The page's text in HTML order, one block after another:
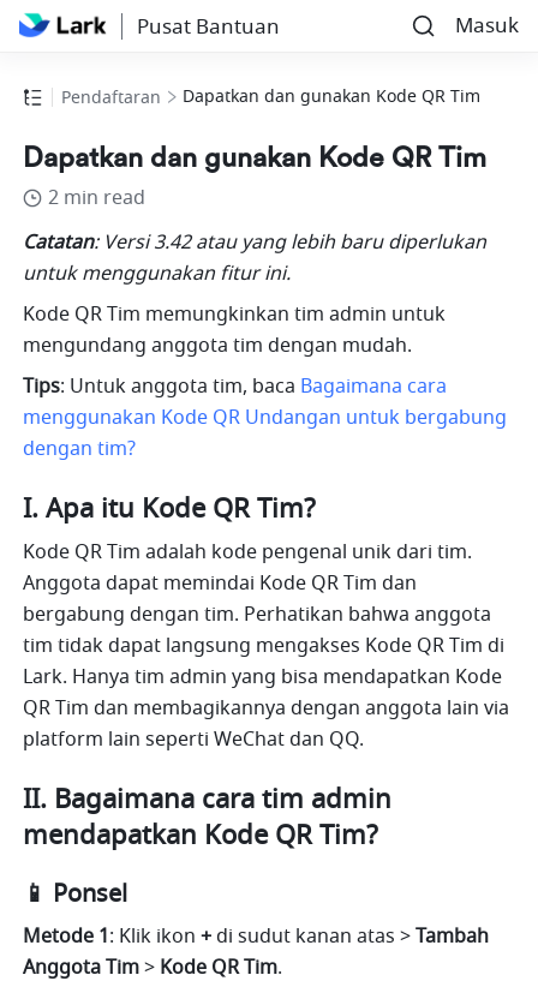
Pusat Bantuan Masuk
Pendaftaran Dapatkan dan gunakan Kode QR Tim
Dapatkan dan gunakan Kode QR Tim
2 min read
Catatan: Versi 3.42 atau yang lebih baru diperlukan
untuk menggunakan fitur ini.
Kode QR Tim memungkinkan tim admin untuk
mengundang anggota tim dengan mudah.
Tips: Untuk anggota tim, baca Bagaimana cara
menggunakan Kode QR Undangan untuk bergabung
dengan tim?
I. Apa itu Kode QR Tim?
Kode QR Tim adalah kode pengenal unik dari tim.
Anggota dapat memindai Kode QR Tim dan
bergabung dengan tim. Perhatikan bahwa anggota
tim tidak dapat langsung mengakses Kode QR Tim di
Lark. Hanya tim admin yang bisa mendapatkan Kode
QR Tim dan membagikannya dengan anggota lain via
platform lain seperti WeChat dan QQ.
II. Bagaimana cara tim admin
mendapatkan Kode QR Tim?
📱 Ponsel
Metode 1: Klik ikon + di sudut kanan atas > Tambah
Anggota Tim > Kode QR Tim.